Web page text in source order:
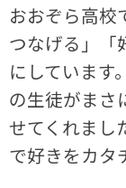
おおぞら高校
つなげる」「
にしています
の生徒がまさ
せてくれまし
で好きをカタ